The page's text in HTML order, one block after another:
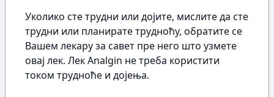
Уколико сте трудни или дојите, мислите да сте
трудни или планирате трудноћу, обратите се
Вашем лекару за савет пре него што узмете
овај лек. Лек Analgin не треба користити
током трудноће и дојења.